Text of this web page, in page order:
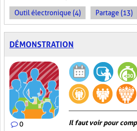
Outil électronique (4) Partage (13)
DÉMONSTRATION
0 Il faut voir pour